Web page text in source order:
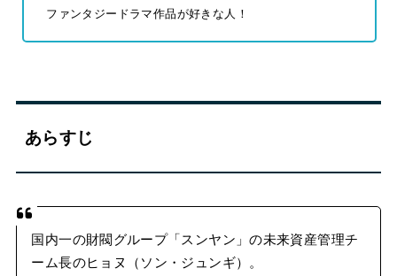
ファンタジードラマ作品が好きな人！
あらすじ
国内一の財閥グループ「スンヤン」の未来資産管理チ
ーム長のヒョヌ（ソン・ジュンギ）。